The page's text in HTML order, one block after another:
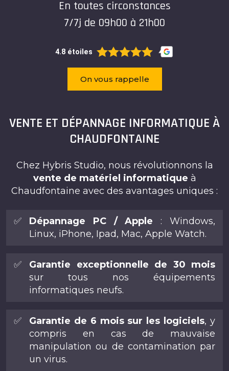
En toutes circonstances
7/7j de 09h00 à 21h00
4.8 étoiles
On vous rappelle
VENTE ET DÉPANNAGE INFORMATIQUE À
CHAUDFONTAINE
Chez Hybris Studio, nous révolutionnons la
vente de matériel informatique à
Chaudfontaine avec des avantages uniques :
✅ Dépannage PC / Apple : Windows,
Linux, iPhone, Ipad, Mac, Apple Watch.
✅
Garantie exceptionnelle de 30 mois
sur tous nos équipements
informatiques neufs.
✅ Garantie de 6 mois sur les logiciels, y
compris en cas de mauvaise
manipulation ou de contamination par
un virus.